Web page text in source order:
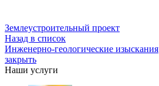
Землеустроительный проект
Назад в список
Инженерно-геологические изыскания
закрыть
Наши услуги